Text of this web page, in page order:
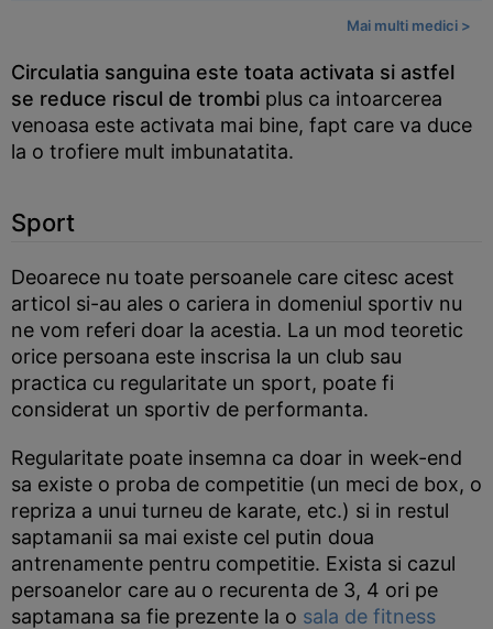
Mai multi medici >
Circulatia sanguina este toata activata si astfel
se reduce riscul de trombi plus ca intoarcerea
venoasa este activata mai bine, fapt care va duce
la o trofiere mult imbunatatita.
Sport
Deoarece nu toate persoanele care citesc acest
articol si-au ales o cariera in domeniul sportiv nu
ne vom referi doar la acestia. La un mod teoretic
orice persoana este inscrisa la un club sau
practica cu regularitate un sport, poate fi
considerat un sportiv de performanta.
Regularitate poate insemna ca doar in week-end
sa existe o proba de competitie (un meci de box, o
repriza a unui turneu de karate, etc.) si in restul
saptamanii sa mai existe cel putin doua
antrenamente pentru competitie. Exista si cazul
persoanelor care au o recurenta de 3, 4 ori pe
saptamana sa fie prezente la o sala de fitness